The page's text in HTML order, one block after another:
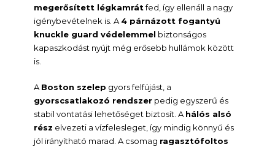
megerősített légkamrátfed, így ellenáll a nagy
igénybevételnek is. A 4 párnázott fogantyú
knuckle guard védelemmel biztonságos
kapaszkodást nyújt még erősebb hullámok között
is.
A Boston szelep gyors felfújást, a
gyorscsatlakozó rendszer pedig egyszerű és
stabil vontatási lehetőséget biztosít. A hálós alsó
rész elvezeti a vízfelesleget, így mindig könnyű és
jól irányítható marad. A csomag ragasztófoltos